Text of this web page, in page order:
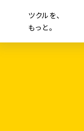
ツクルを、
もっと。